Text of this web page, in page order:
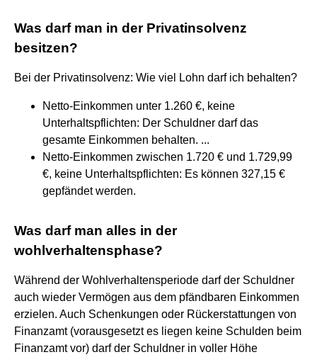
Was darf man in der Privatinsolvenz
besitzen?
Bei der Privatinsolvenz: Wie viel Lohn darf ich behalten?
Netto-Einkommen unter 1.260 €, keine
Unterhaltspflichten: Der Schuldner darf das
gesamte Einkommen behalten. ...
Netto-Einkommen zwischen 1.720 € und 1.729,99
€, keine Unterhaltspflichten: Es können 327,15 €
gepfändet werden.
Was darf man alles in der
wohlverhaltensphase?
Während der Wohlverhaltensperiode darf der Schuldner
auch wieder Vermögen aus dem pfändbaren Einkommen
erzielen. Auch Schenkungen oder Rückerstattungen von
Finanzamt (vorausgesetzt es liegen keine Schulden beim
Finanzamt vor) darf der Schuldner in voller Höhe